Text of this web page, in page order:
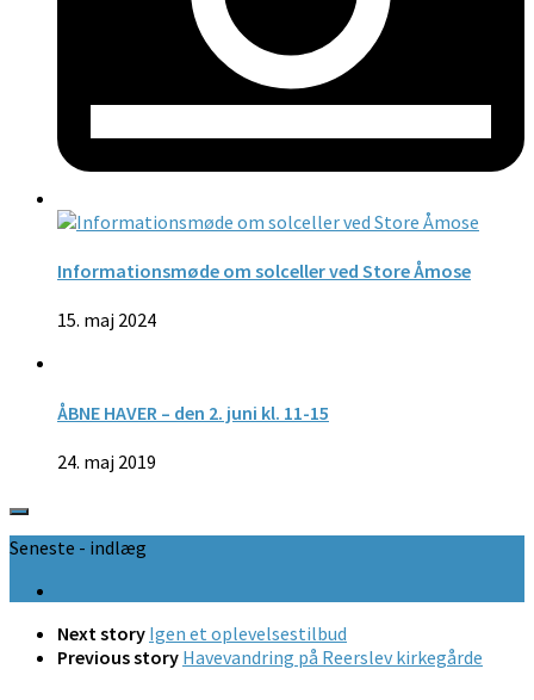
Informationsmøde om solceller ved Store Åmose
15. maj 2024
ÅBNE HAVER – den 2. juni kl. 11-15
24. maj 2019
Seneste - indlæg
Next story Igen et oplevelsestilbud
Previous story Havevandring på Reerslev kirkegårde